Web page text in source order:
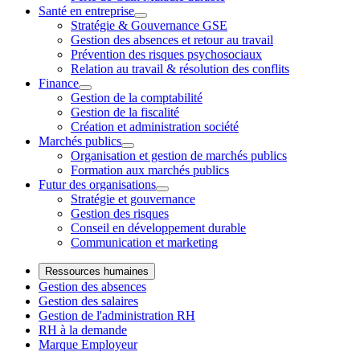
Santé en entreprise
Stratégie & Gouvernance GSE
Gestion des absences et retour au travail
Prévention des risques psychosociaux
Relation au travail & résolution des conflits
Finance
Gestion de la comptabilité
Gestion de la fiscalité
Création et administration société
Marchés publics
Organisation et gestion de marchés publics
Formation aux marchés publics
Futur des organisations
Stratégie et gouvernance
Gestion des risques
Conseil en développement durable
Communication et marketing
Ressources humaines
Gestion des absences
Gestion des salaires
Gestion de l'administration RH
RH à la demande
Marque Employeur